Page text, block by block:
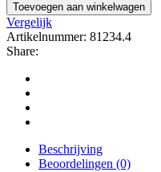
Toevoegen aan winkelwagen
Vergelijk
Artikelnummer: 81234.4
Share:
Beschrijving
Beoordelingen (0)